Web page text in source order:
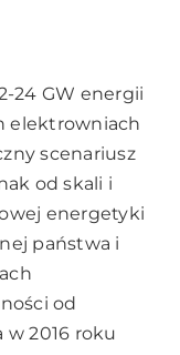
24 GW energii
elektrowniach
scenariusz
od skali i
energetyki
państwa i
od
w 2016 roku